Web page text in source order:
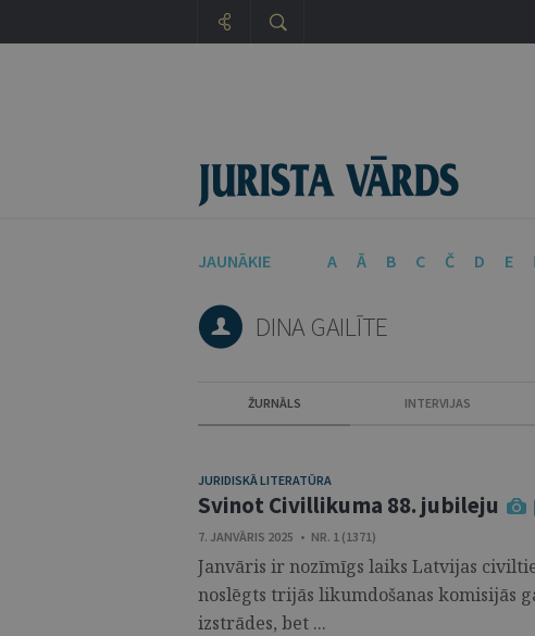
JAUNĀKIE A Ā B C Č D E
DINA GAILĪTE
ŽURNĀLS INTERVIJAS
JURIDISKĀ LITERATŪRA
Svinot Civillikuma 88. jubileju
7. JANVĀRIS 2025 • NR. 1 (1371)
Janvāris ir nozīmīgs laiks Latvijas
noslēgts trijās likumdošanas komisijās
izstrādes, bet ...